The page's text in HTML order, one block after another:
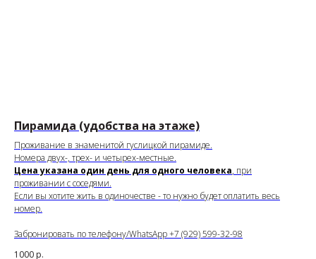
Пирамида (удобства на этаже)
Проживание в знаменитой гуслицкой пирамиде.
Номера двух-, трех- и четырех-местные.
Цена указана один день для одного человека, при
проживании с соседями.
Если вы хотите жить в одиночестве - то нужно будет оплатить весь
номер.
Забронировать по телефону/WhatsApp +7 (929) 599-32-98
1000 р.